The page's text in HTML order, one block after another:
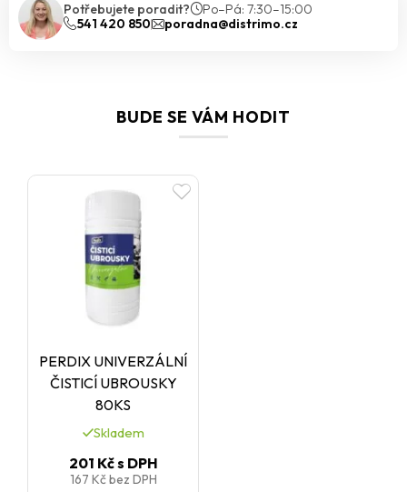
Potřebujete poradit?
Po–Pá: 7:30–15:00
541 420 850
poradna@distrimo.cz
BUDE SE VÁM HODIT
PERDIX UNIVERZÁLNÍ
ČISTICÍ UBROUSKY
80KS
Skladem
201 Kčs DPH
167 Kčbez DPH